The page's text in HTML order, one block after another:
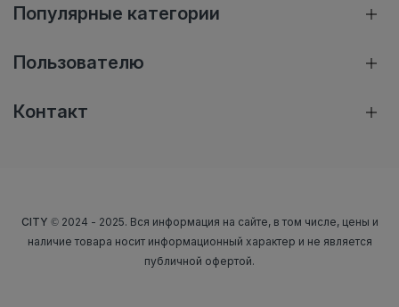
Популярные категории
Пользователю
Контакт
CITY © 2024 - 2025. Вся информация на сайте, в том числе, цены и
наличие товара носит информационный характер и не является
публичной офертой.